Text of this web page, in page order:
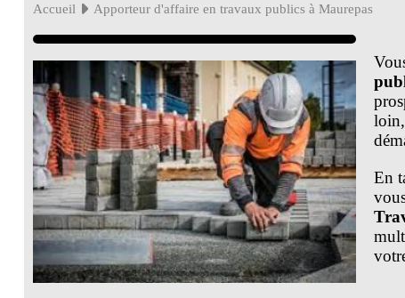
Accueil Apporteur d'affaire en travaux publics à Maurepas
En